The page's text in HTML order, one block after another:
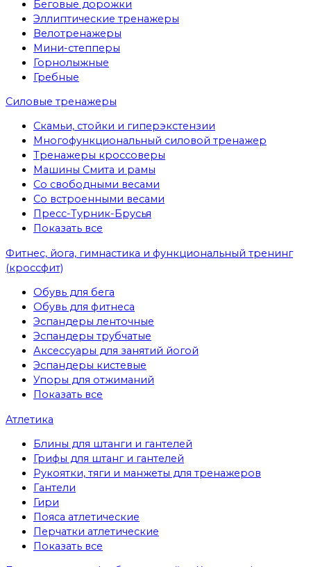
Беговые дорожки
Эллиптические тренажеры
Велотренажеры
Мини-степперы
Горнолыжные
Гребные
Cиловые тренажеры
Скамьи, стойки и гиперэкстензии
Многофункциональный силовой тренажер
Тренажеры кроссоверы
Машины Смита и рамы
Со свободными весами
Со встроенными весами
Пресс-Турник-Брусья
Показать все
Фитнес, йога, гимнастика и функциональный тренинг
(кроссфит)
Обувь для бега
Обувь для фитнеса
Эспандеры ленточные
Эспандеры трубчатые
Аксессуары для занятий йогой
Эспандеры кистевые
Упоры для отжиманий
Показать все
Атлетика
Блины для штанги и гантелей
Грифы для штанг и гантелей
Рукоятки, тяги и манжеты для тренажеров
Гантели
Гири
Пояса атлетические
Перчатки атлетические
Показать все